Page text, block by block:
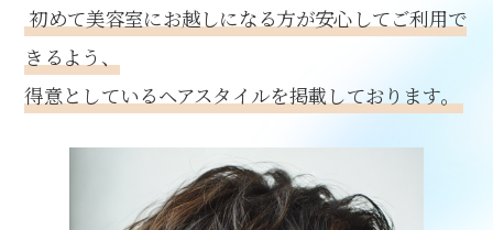
初めて美容室にお越しになる方が安心してご利用で
きるよう、
得意としているヘアスタイルを掲載しております。